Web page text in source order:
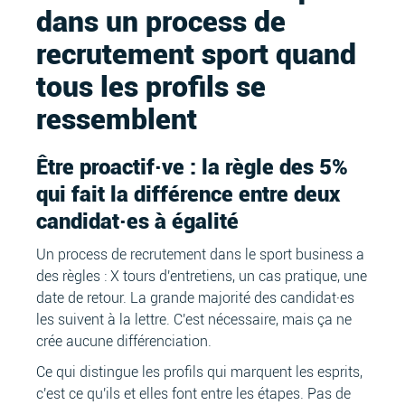
dans un process de
recrutement sport quand
tous les profils se
ressemblent
Être proactif·ve : la règle des 5%
qui fait la différence entre deux
candidat·es à égalité
Un process de recrutement dans le sport business a
des règles : X tours d'entretiens, un cas pratique, une
date de retour. La grande majorité des candidat·es
les suivent à la lettre. C'est nécessaire, mais ça ne
crée aucune différenciation.
Ce qui distingue les profils qui marquent les esprits,
c'est ce qu'ils et elles font entre les étapes. Pas de